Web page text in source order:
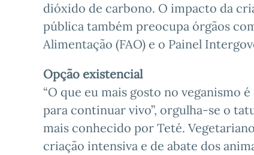
dióxido de carbono. O impacto da
pública também preocupa órgãos
Alimentação (FAO) e o Painel
Opção existencial
“O que eu mais gosto no veganismo
para continuar vivo”, orgulha-se o
mais conhecido por Teté.
criação intensiva e de abate dos